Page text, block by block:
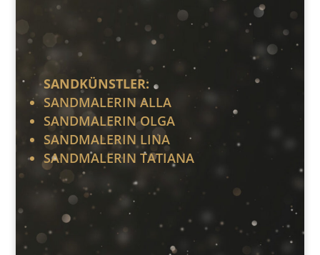
SANDKÜNSTLER:
SANDMALERIN ALLA
SANDMALERIN OLGA
SANDMALERIN LINA
SANDMALERIN TATIANA